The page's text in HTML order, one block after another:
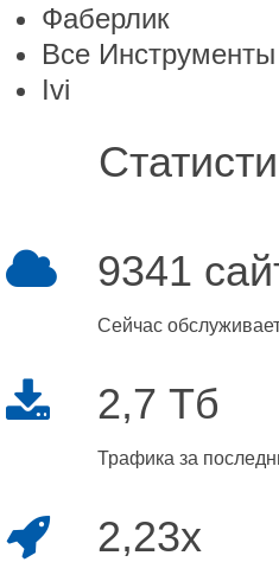
Фаберлик
Все Инструменты
Ivi
9341
Сейчас
2,7 Тб
Трафика за
2,23x